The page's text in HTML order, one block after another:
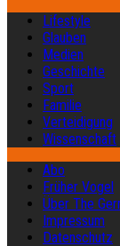
Lifestyle
Glauben
Medien
Geschichte
Sport
Familie
Verteidigung
Wissenschaft
Abo
Früher Vogel
Über The
Impressum
Datenschutz